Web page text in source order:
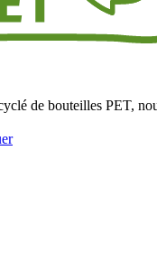
de bouteilles PET,